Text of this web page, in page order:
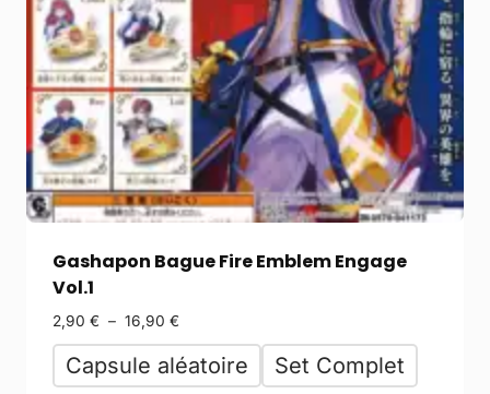
Gashapon Bague Fire Emblem Engage
Vol.1
2,90 € – 16,90 €
Capsule aléatoire Set Complet